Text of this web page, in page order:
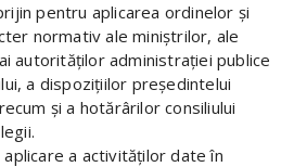
pentru aplicarea ordinelor şi
normativ ale miniştrilor, ale
autorităţilor administraţiei publice
a dispoziţiilor preşedintelui
şi a hotărârilor consiliului
a activităţilor date în